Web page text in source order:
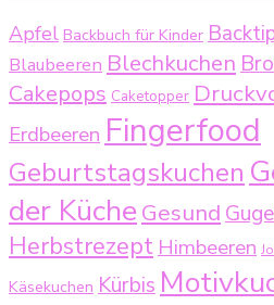
Apfel Backbuch für Kinder
Blaubeeren Blechkuchen
Cakepops Caketopper
Erdbeeren Fingerfood
Geburtstagskuchen
der KücheGesund
HerbstrezeptHimbeeren
Käsekuchen Kürbis